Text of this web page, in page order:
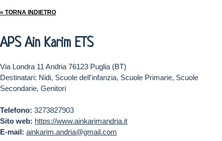
« TORNA INDIETRO
APS Ain Karim ETS
Via Londra 11 Andria 76123 Puglia (BT)
Destinatari: Nidi, Scuole dell'infanzia, Scuole Primarie, Scuole
Secondarie, Genitori
Telefono: 3273827903
Sito web: https://www.ainkarimandria.it
E-mail: ainkarim.andria@gmail.com